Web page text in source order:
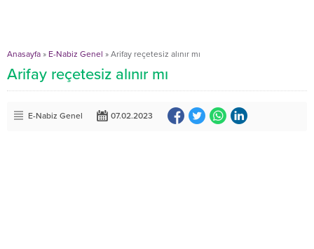
Anasayfa » E-Nabiz Genel » Arifay reçetesiz alınır mı
Arifay reçetesiz alınır mı
E-Nabiz Genel 07.02.2023